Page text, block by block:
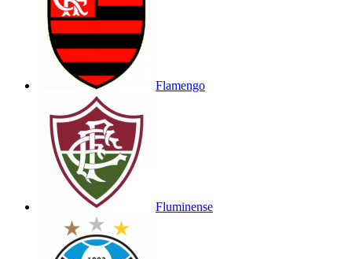
Flamengo
Fluminense